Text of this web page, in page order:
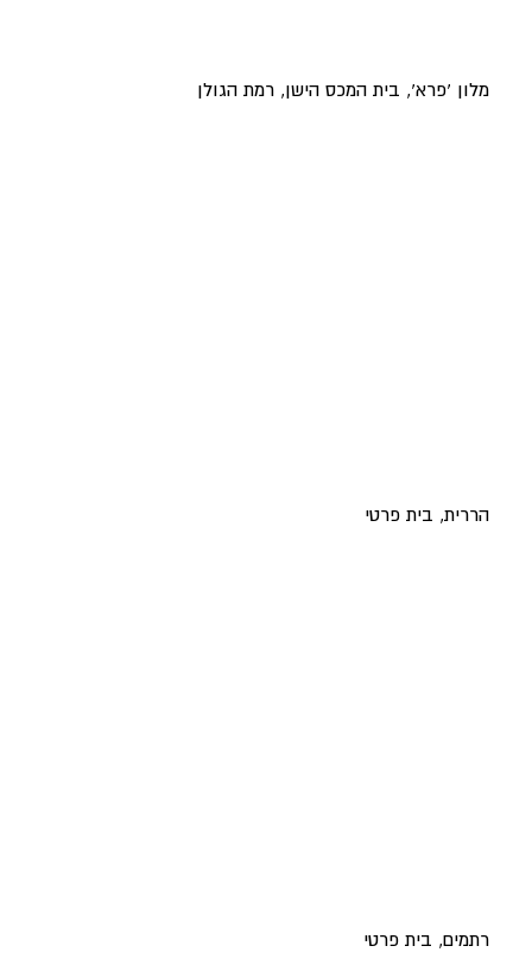
מלון 'פרא', בית המכס הישן, רמת הגולן
הררית, בית פרטי
רתמים, בית פרטי